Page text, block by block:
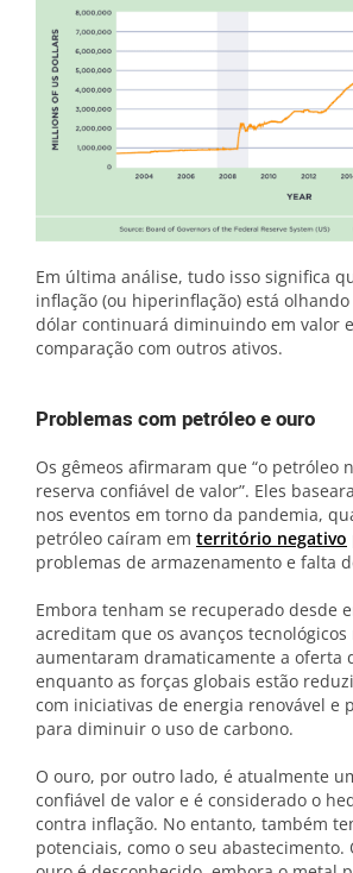
Em última análise, tudo isso significa
inflação (ou hiperinflação) está olhando
dólar continuará diminuindo em valor
comparação com outros ativos.
Problemas com petróleo e ouro
Os gêmeos afirmaram que “o petróleo
reserva confiável de valor”. Eles
nos eventos em torno da pandemia,
petróleo caíram em território negativo
problemas de armazenamento e falta
Embora tenham se recuperado desde
acreditam que os avanços tecnológicos
aumentaram dramaticamente a oferta
enquanto as forças globais estão
com iniciativas de energia renovável e
para diminuir o uso de carbono.
O ouro, por outro lado, é atualmente
confiável de valor e é considerado o
contra inflação. No entanto, também
potenciais, como o seu